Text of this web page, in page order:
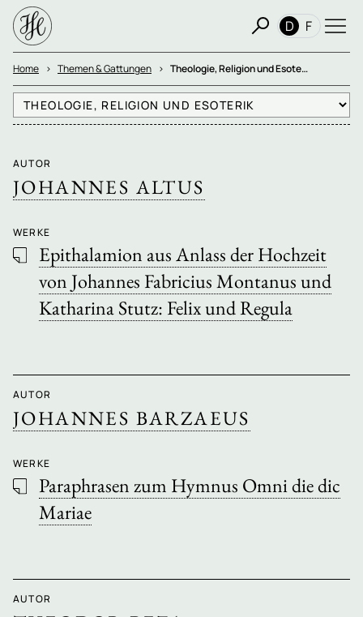
D F
Home Themen & Gattungen Theologie, Religion und Esote…
AUTOR
JOHANNES ALTUS
WERKE
Epithalamion aus Anlass der Hochzeit
von Johannes Fabricius Montanus und
Katharina Stutz: Felix und Regula
AUTOR
JOHANNES BARZAEUS
WERKE
Paraphrasen zum Hymnus Omni die dic
Mariae
AUTOR